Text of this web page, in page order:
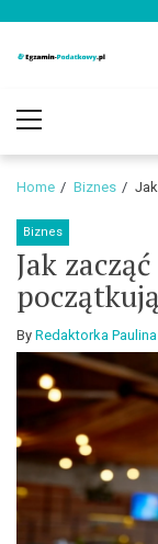
navigation
content
Menu
Home Biznes
Biznes
Jak
By Redaktorka Paulina